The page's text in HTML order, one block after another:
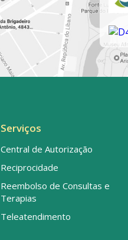
Serviços
Central de Autorização
Reciprocidade
Reembolso de Consultas e
Terapias
Teleatendimento